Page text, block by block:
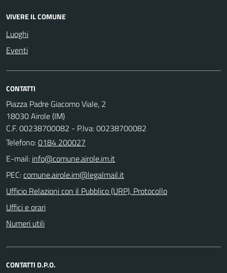
VIVERE IL COMUNE
Luoghi
Eventi
CONTATTI
Piazza Padre Giacomo Viale, 2
18030 Airole (IM)
C.F. 00238700082 - P.Iva: 00238700082
Telefono:0184 200027
E-mail:
PEC:
Ufficio Relazioni con il Pubblico (URP), Protocollo
Uffici e orari
Numeri utili
CONTATTI D.P.O.